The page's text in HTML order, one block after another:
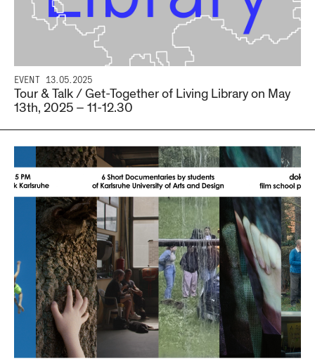
EVENT 13.05.2025
Tour & Talk / Get-Together of Living Library on May
13th, 2025 – 11-12.30